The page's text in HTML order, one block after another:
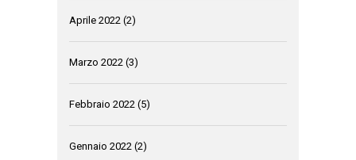
Aprile 2022 (2)
Marzo 2022 (3)
Febbraio 2022 (5)
Gennaio 2022 (2)